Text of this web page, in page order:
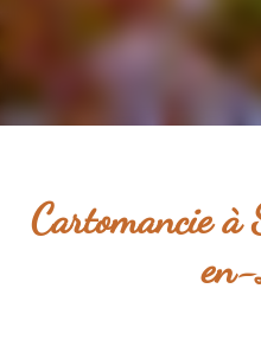
Cartomancie